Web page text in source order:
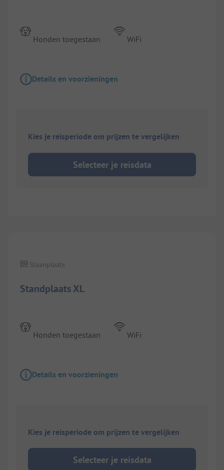
Honden toegestaan WiFi
Details en voorzieningen
Kies je reisperiode om prijzen te vergelijken
Selecteer je reisdata
Standplaats XL
Staanplaats
Honden toegestaan WiFi
Details en voorzieningen
Kies je reisperiode om prijzen te vergelijken
Selecteer je reisdata